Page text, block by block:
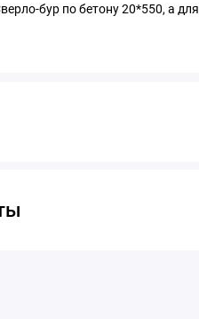
бур по бетону 20*550, а